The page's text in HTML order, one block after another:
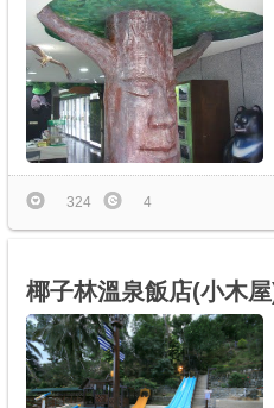
324 4
椰子林溫泉飯店(小木